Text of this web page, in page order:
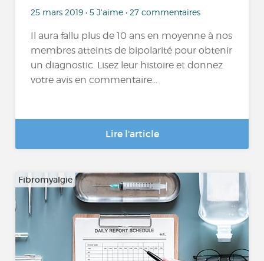
25 mars 2019 • 5 J'aime • 27 commentaires
Il aura fallu plus de 10 ans en moyenne à nos
membres atteints de bipolarité pour obtenir
un diagnostic. Lisez leur histoire et donnez
votre avis en commentaire...
Lire l'article
Fibromyalgie